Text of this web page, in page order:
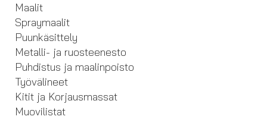
Maalit
Spraymaalit
Puunkäsittely
Metalli- ja ruosteenesto
Puhdistus ja maalinpoisto
Työvälineet
Kitit ja Korjausmassat
Muovilistat